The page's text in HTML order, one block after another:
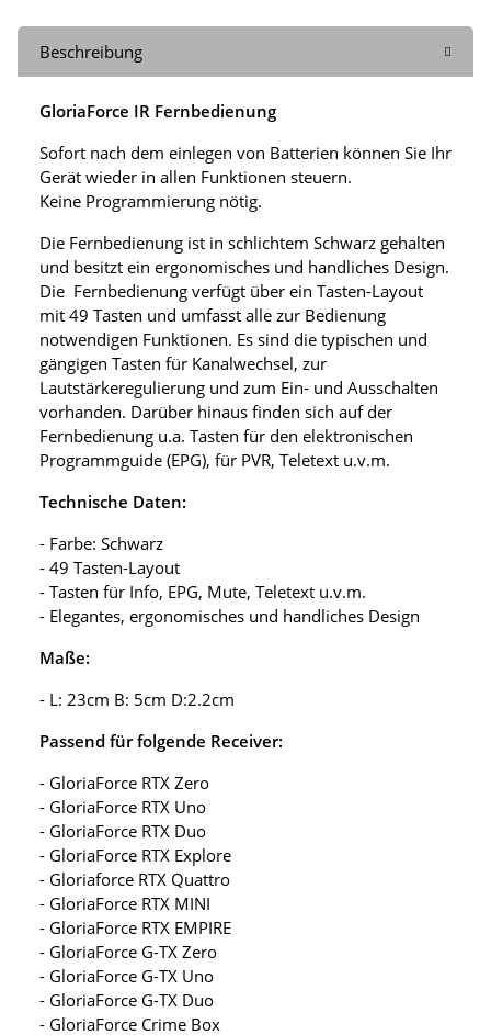
Beschreibung
GloriaForce IR Fernbedienung
Sofort nach dem einlegen von Batterien können Sie Ihr
Gerät wieder in allen Funktionen steuern.
Keine Programmierung nötig.
Die Fernbedienung ist in schlichtem Schwarz gehalten
und besitzt ein ergonomisches und handliches Design.
Die Fernbedienung verfügt über ein Tasten-Layout
mit 49 Tasten und umfasst alle zur Bedienung
notwendigen Funktionen. Es sind die typischen und
gängigen Tasten für Kanalwechsel, zur
Lautstärkeregulierung und zum Ein- und Ausschalten
vorhanden. Darüber hinaus finden sich auf der
Fernbedienung u.a. Tasten für den elektronischen
Programmguide (EPG), für PVR, Teletext u.v.m.
Technische Daten:
- Farbe: Schwarz
- 49 Tasten-Layout
- Tasten für Info, EPG, Mute, Teletext u.v.m.
- Elegantes, ergonomisches und handliches Design
Maße:
- L: 23cm B: 5cm D:2.2cm
Passend für folgende Receiver:
- GloriaForce RTX Zero
- GloriaForce RTX Uno
- GloriaForce RTX Duo
- GloriaForce RTX Explore
- Gloriaforce RTX Quattro
- GloriaForce RTX MINI
- GloriaForce RTX EMPIRE
- GloriaForce G-TX Zero
- GloriaForce G-TX Uno
- GloriaForce G-TX Duo
- GloriaForce Crime Box